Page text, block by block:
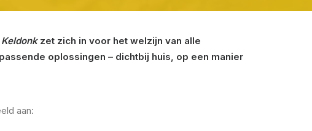
zet zich in voor het welzijn van alle
oplossingen – dichtbij huis, op een manier
aan: